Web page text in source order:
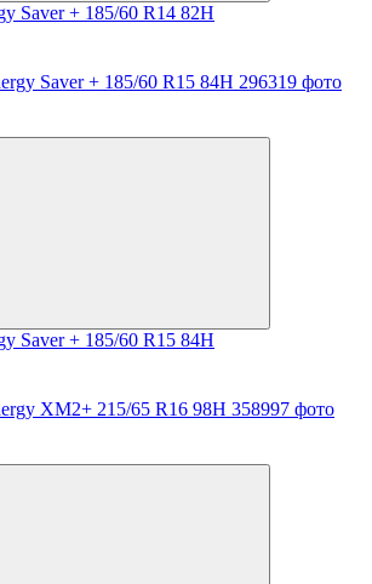
Saver + 185/60 R14 82H
Saver + 185/60 R15 84H